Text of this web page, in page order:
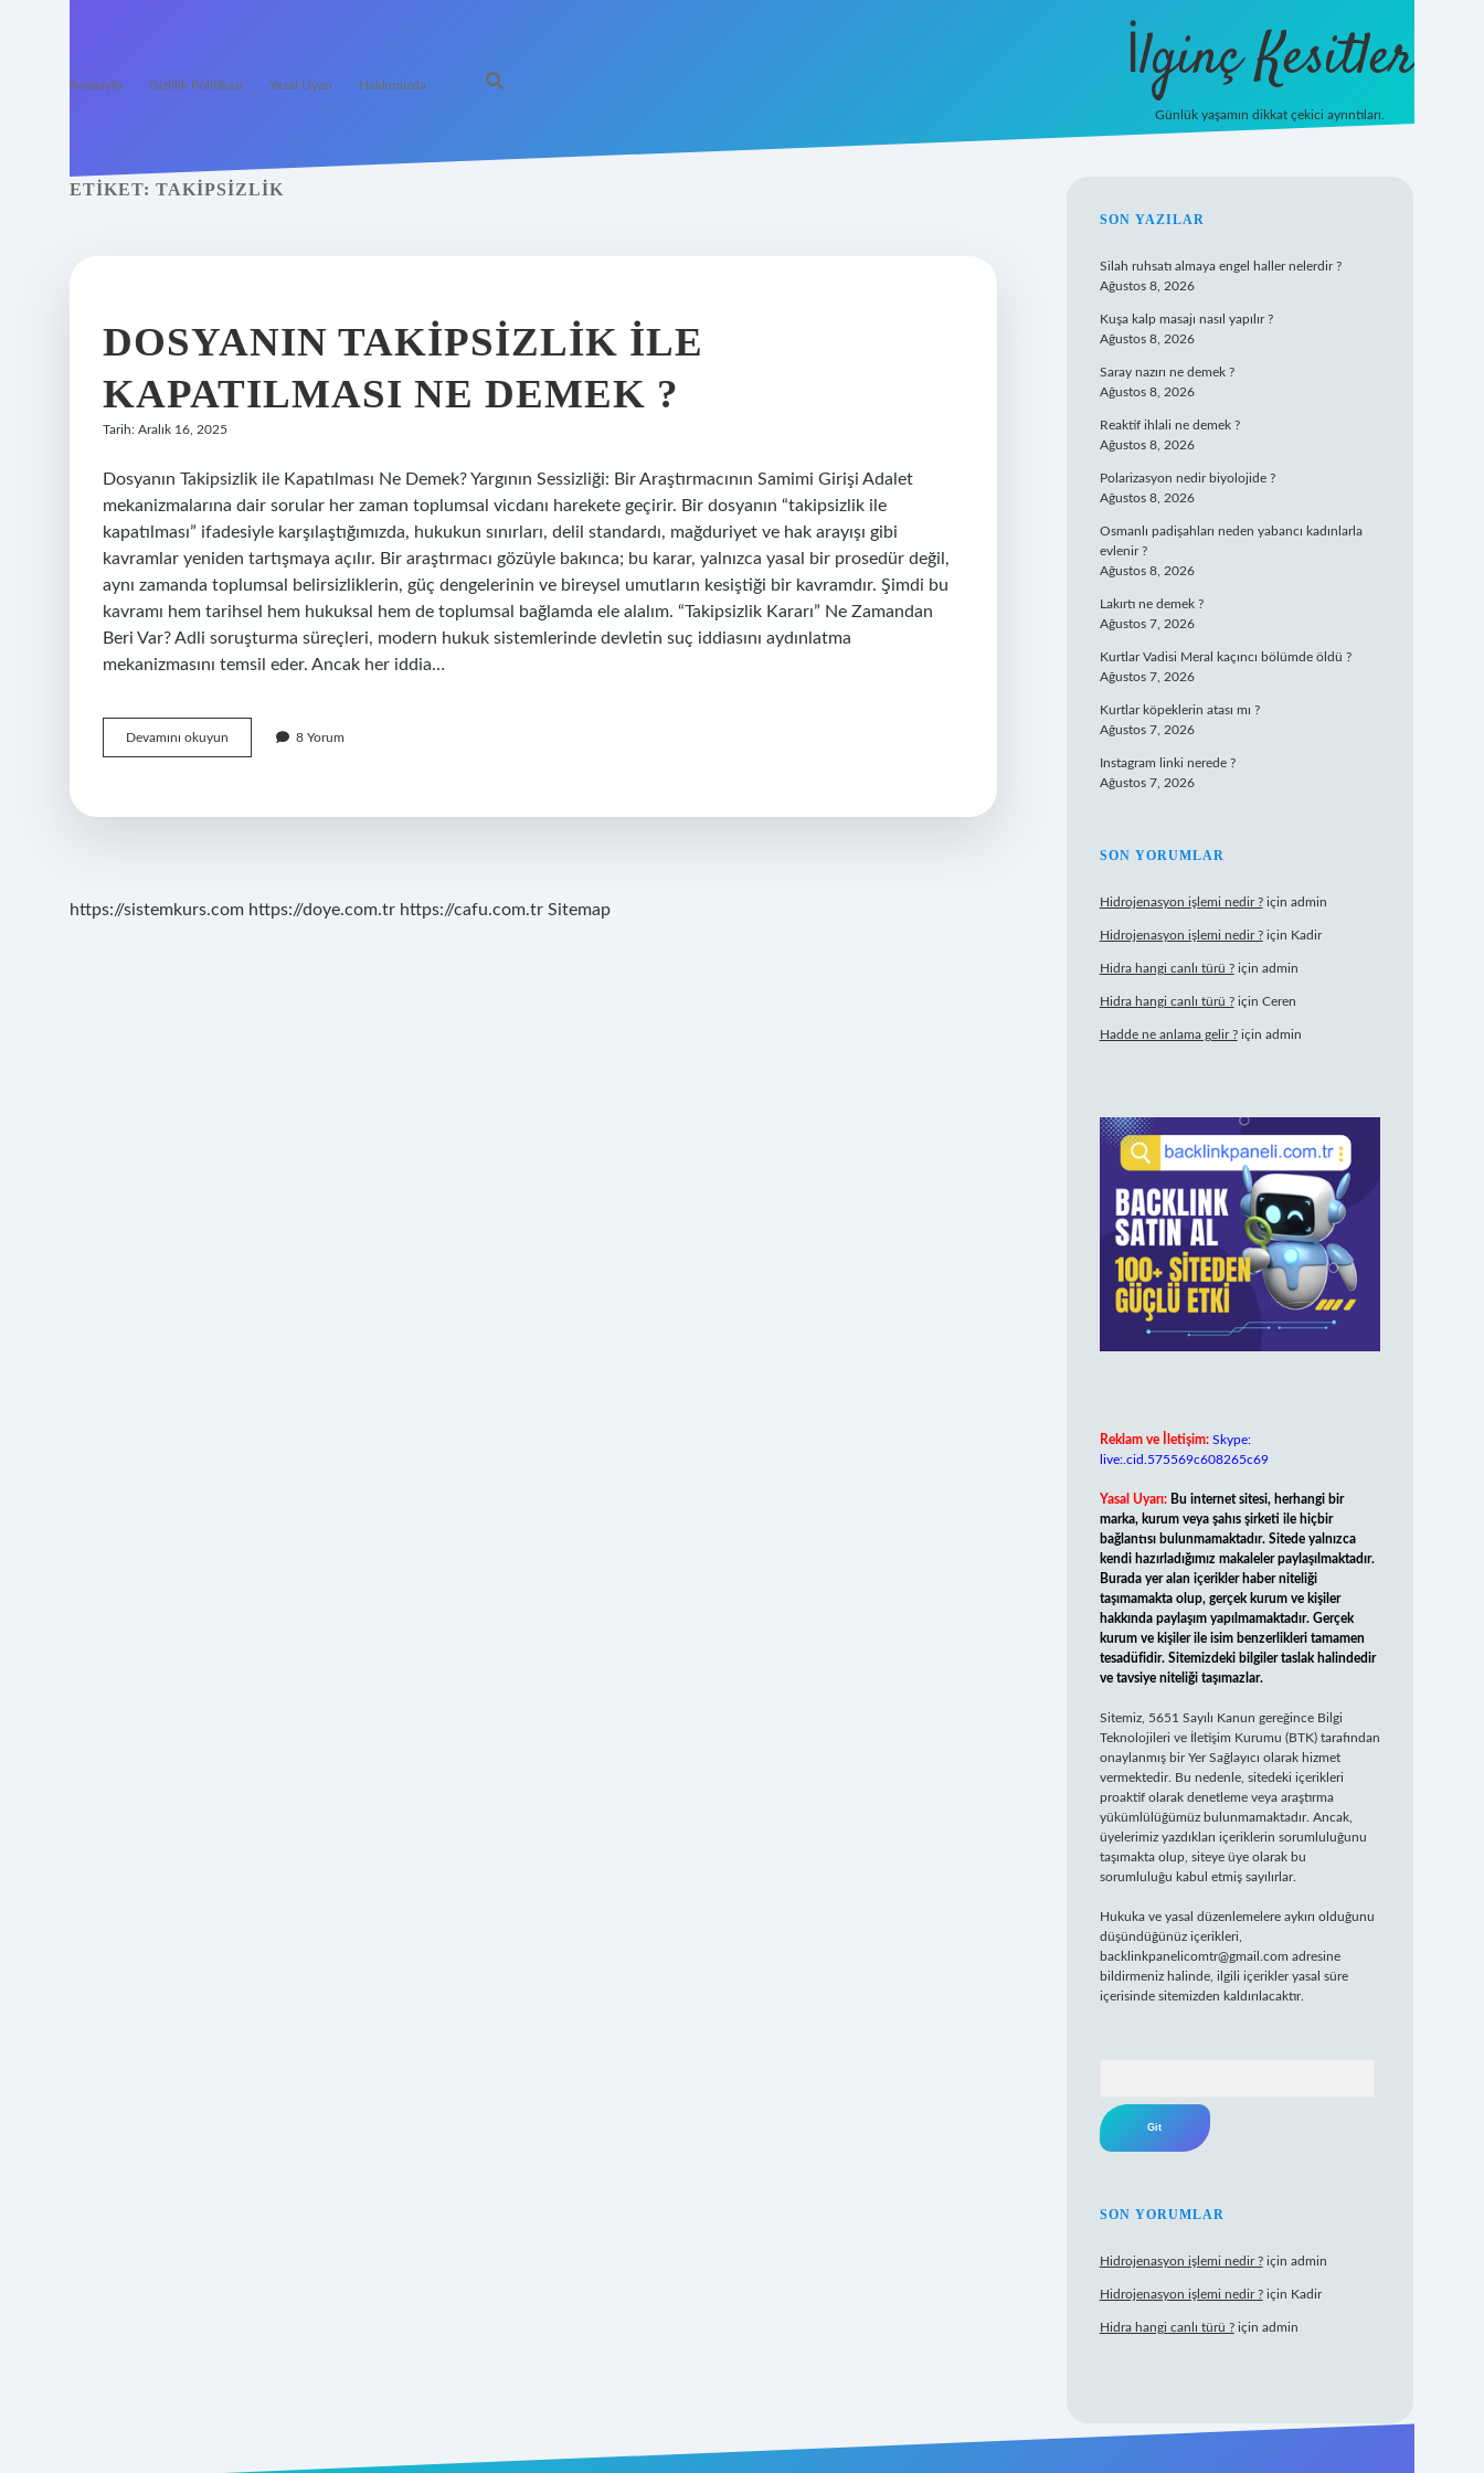
Anasayfa Gizlilik Politikası Yasal Uyarı Hakkımızda İlginç Kesitler
Günlük yaşamın dikkat çekici ayrıntıları.
ETIKET: TAKIPSIZLIK
DOSYANIN TAKIPSIZLIK ILE
KAPATILMASI NE DEMEK ?
Tarih: Aralık 16, 2025
Dosyanın Takipsizlik ile Kapatılması Ne Demek? Yargının Sessizliği: Bir Araştırmacının Samimi Girişi Adalet
mekanizmalarına dair sorular her zaman toplumsal vicdanı harekete geçirir. Bir dosyanın “takipsizlik ile
kapatılması” ifadesiyle karşılaştığımızda, hukukun sınırları, delil standardı, mağduriyet ve hak arayışı gibi
kavramlar yeniden tartışmaya açılır. Bir araştırmacı gözüyle bakınca; bu karar, yalnızca yasal bir prosedür değil,
aynı zamanda toplumsal belirsizliklerin, güç dengelerinin ve bireysel umutların kesiştiği bir kavramdır. Şimdi bu
kavramı hem tarihsel hem hukuksal hem de toplumsal bağlamda ele alalım. “Takipsizlik Kararı” Ne Zamandan
Beri Var? Adli soruşturma süreçleri, modern hukuk sistemlerinde devletin suç iddiasını aydınlatma
mekanizmasını temsil eder. Ancak her iddia…
Devamını okuyun Dosyanın
takipsizlik
ne
8 Yorum
https://sistemkurs.com https://doye.com.tr https://cafu.com.tr Sitemap
SIDEBAR
SON YAZILAR
Silah ruhsatı almaya engel haller nelerdir ?
Ağustos 8, 2026
Kuşa kalp masajı nasıl yapılır ?
Ağustos 8, 2026
Saray nazırı ne demek ?
Ağustos 8, 2026
Reaktif ihlali ne demek ?
Ağustos 8, 2026
Polarizasyon nedir biyolojide ?
Ağustos 8, 2026
Osmanlı padişahları neden yabancı kadınlarla
evlenir ?
Ağustos 8, 2026
Lakırtı ne demek ?
Ağustos 7, 2026
Kurtlar Vadisi Meral kaçıncı bölümde öldü ?
Ağustos 7, 2026
Kurtlar köpeklerin atası mı ?
Ağustos 7, 2026
Instagram linki nerede ?
Ağustos 7, 2026
SON YORUMLAR
Hidrojenasyon işlemi nedir ?için admin
Hidrojenasyon işlemi nedir ?için Kadir
Hidra hangi canlı türü ?için admin
Hidra hangi canlı türü ?için Ceren
Hadde ne anlama gelir ?için admin
Reklam ve İletişim: Skype:
live:.cid.575569c608265c69
Yasal Uyarı: Bu internet sitesi, herhangi bir
marka, kurum veya şahıs şirketi ile hiçbir
bağlantısı bulunmamaktadır. Sitede yalnızca
kendi hazırladığımız makaleler paylaşılmaktadır.
Burada yer alan içerikler haber niteliği
taşımamakta olup, gerçek kurum ve kişiler
hakkında paylaşım yapılmamaktadır. Gerçek
kurum ve kişiler ile isim benzerlikleri tamamen
tesadüfidir. Sitemizdeki bilgiler taslak halindedir
ve tavsiye niteliği taşımazlar.
Sitemiz, 5651 Sayılı Kanun gereğince Bilgi
Teknolojileri ve İletişim Kurumu (BTK) tarafından
onaylanmış bir Yer Sağlayıcı olarak hizmet
vermektedir. Bu nedenle, sitedeki içerikleri
proaktif olarak denetleme veya araştırma
yükümlülüğümüz bulunmamaktadır. Ancak,
üyelerimiz yazdıkları içeriklerin sorumluluğunu
taşımakta olup, siteye üye olarak bu
sorumluluğu kabul etmiş sayılırlar.
Hukuka ve yasal düzenlemelere aykırı olduğunu
düşündüğünüz içerikleri,
backlinkpanelicomtr@gmail.com adresine
bildirmeniz halinde, ilgili içerikler yasal süre
içerisinde sitemizden kaldırılacaktır.
SON YORUMLAR
Hidrojenasyon işlemi nedir ?için admin
Hidrojenasyon işlemi nedir ?için Kadir
Hidra hangi canlı türü ?için admin